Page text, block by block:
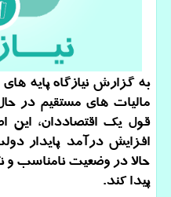
به گزارش نیازگاه پایه های
مالیات های مستقیم در
قول یك اقتصاددان،
افزایش درآمد پایدار
حالا در وضعیت نامناسب و
پیدا كند.